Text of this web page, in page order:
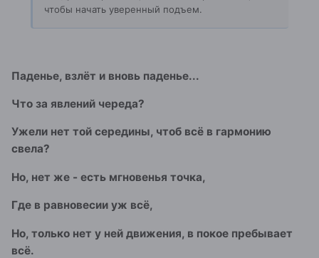
чтобы начать уверенный подъем.
Паденье, взлёт и вновь паденье...
Что за явлений череда?
Ужели нет той середины, чтоб всё в гармонию
свела?
Но, нет же - есть мгновенья точка,
Где в равновесии уж всё,
Но, только нет у ней движения, в покое пребывает
всё.